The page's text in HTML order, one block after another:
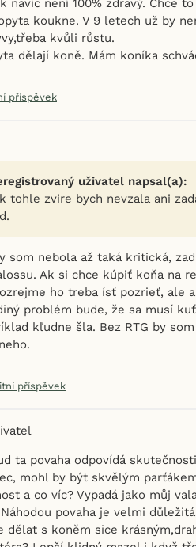
koukne. V 9 letech už by
kvůli růstu.
dělají koně. Mám koníka
příspěvek
uživatel napsal(a):
tohle zvire bych nevzala ani
som nebola až taká kritická,
Ak si chce kúpiť koňa na
ho treba ísť pozrieť, ale
problém bude, že sa musí
kľudne šla. Bez RTG by
příspěvek
ta povaha odpovídá
mohl by být skvělým
a co víc? Vypadá jako můj
povaha je velmi
dělat s koněm sice